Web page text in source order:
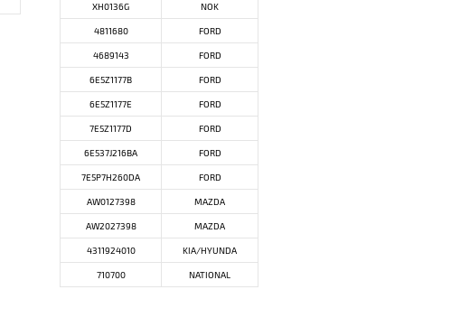
XH0136G NOK
4811680 FORD
4689143 FORD
6E5Z1177B FORD
6E5Z1177E FORD
7E5Z1177D FORD
6E537J216BA FORD
7E5P7H260DA FORD
AW0127398 MAZDA
AW2027398 MAZDA
4311924010 KIA/HYUNDA
710700 NATIONAL